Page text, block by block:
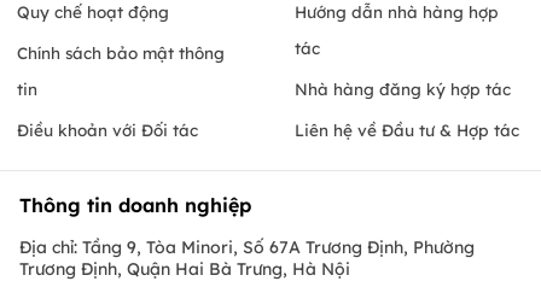
Quy chế hoạt động
Chính sách bảo mật thông
tin
Điều khoản với Đối tác
Hướng dẫn nhà hàng hợp
tác
Nhà hàng đăng ký hợp tác
Liên hệ về Đầu tư & Hợp tác
Thông tin doanh nghiệp
Địa chỉ: Tầng 9, Tòa Minori, Số 67A Trương Định, Phường
Trương Định, Quận Hai Bà Trưng, Hà Nội